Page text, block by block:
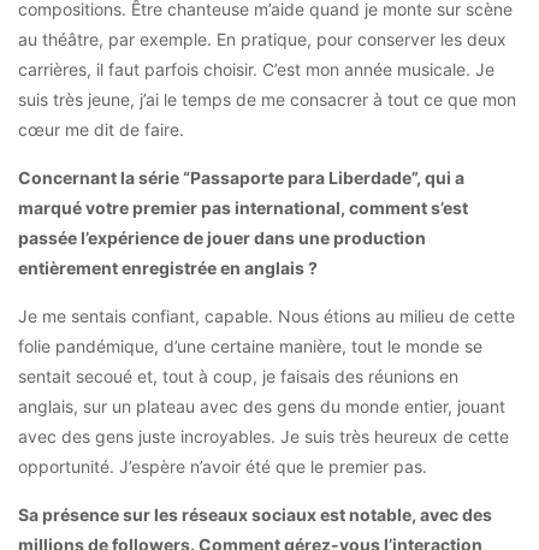
compositions. Être chanteuse m’aide quand je monte sur scène
au théâtre, par exemple. En pratique, pour conserver les deux
carrières, il faut parfois choisir. C’est mon année musicale. Je
suis très jeune, j’ai le temps de me consacrer à tout ce que mon
cœur me dit de faire.
Concernant la série “Passaporte para Liberdade”, qui a
marqué votre premier pas international, comment s’est
passée l’expérience de jouer dans une production
entièrement enregistrée en anglais ?
Je me sentais confiant, capable. Nous étions au milieu de cette
folie pandémique, d’une certaine manière, tout le monde se
sentait secoué et, tout à coup, je faisais des réunions en
anglais, sur un plateau avec des gens du monde entier, jouant
avec des gens juste incroyables. Je suis très heureux de cette
opportunité. J’espère n’avoir été que le premier pas.
Sa présence sur les réseaux sociaux est notable, avec des
millions de followers. Comment gérez-vous l’interaction